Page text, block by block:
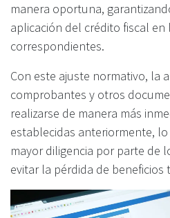
manera oportuna,
aplicación del crédito fiscal en
correspondientes.
Con este ajuste normativo, la
comprobantes y otros
realizarse de manera más
establecidas anteriormente,
mayor diligencia por parte de
evitar la pérdida de beneficios